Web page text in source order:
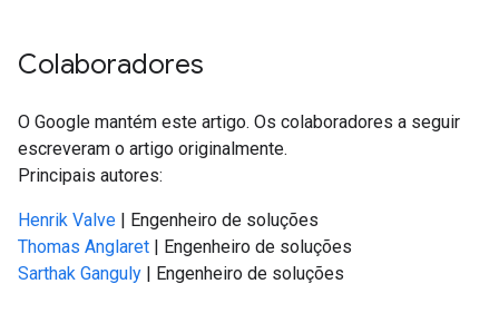
Colaboradores
O Google mantém este artigo. Os colaboradores a seguir
escreveram o artigo originalmente.
Principais autores:
Henrik Valve | Engenheiro de soluções
Thomas Anglaret | Engenheiro de soluções
Sarthak Ganguly | Engenheiro de soluções